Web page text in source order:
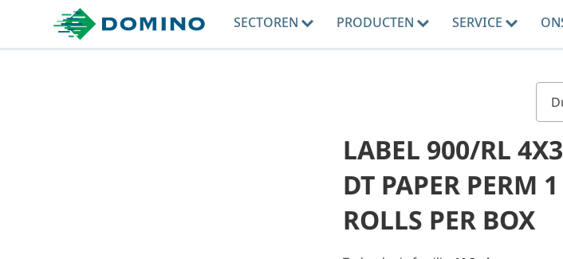
SECTOREN PRODUCTEN SERVICE
LABEL 900/RL
DT PAPER PERM
ROLLS PER BOX